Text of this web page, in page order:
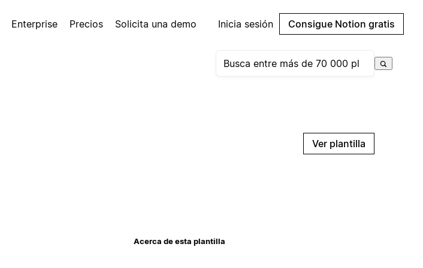
Enterprise Precios Solicita una demo Inicia sesión Consigue Notion gratis
Ver plantilla
Acerca de esta plantilla